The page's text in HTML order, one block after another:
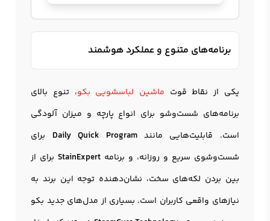
برنامه‌های متنوع و عملکرد هوشمند
یکی از نقاط قوت ماشین لباسشویی بکو، تنوع بالای
برنامه‌های شست‌وشو برای انواع پارچه و میزان آلودگی
است. قابلیت‌هایی مانندDaily Quick Program برای
شست‌وشوی سریع و روزانه، و برنامه StainExpertبرای از
بین بردن لکه‌های سخت، نشان‌دهنده توجه این برند به
نیازهای واقعی کاربران است. بسیاری از مدل‌های جدید بکو